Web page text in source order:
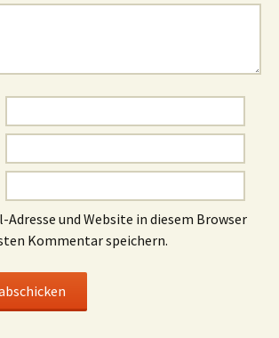
Adresse und Website in diesem Browser
Kommentar speichern.